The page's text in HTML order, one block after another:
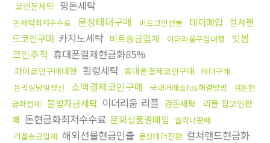
코인돈세탁 핑돈세탁
돈세탁최저수수료 문상테더구매 비트코인선물 테더매입
컬쳐랜
드코인구매 카지노세탁 비트송금업체 이더리움구입대행
빗썸
코인추적 휴대폰결제현금화85%
파이코인구매대행 횡령세탁 휴대폰결제코인구매
테더구매
돈믹싱당일정산
소액결제코인구매 국내거래소fds해결방법
검돈현
금화업체 불법자금세탁 이더리움 리플 검돈세탁
리플 잡코인판
매 돈현금화최저수수료 문화상품권매입 솔라나판매
리플송금업체 해외선물현금인출 문상테더전환 컬쳐랜드현금화